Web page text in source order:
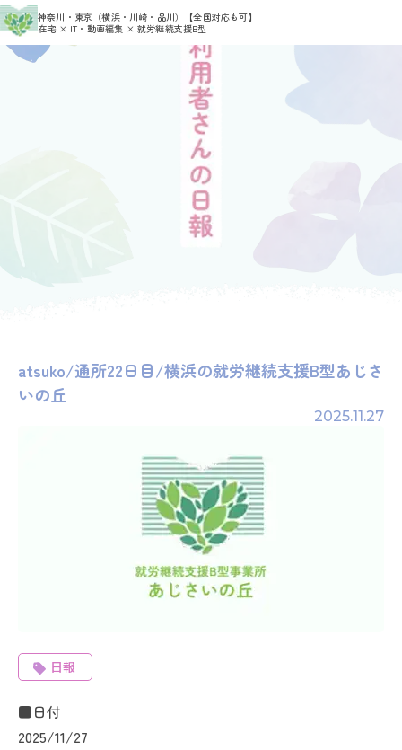
神奈川・東京（横浜・川崎・品川）
【全国対応も可】
在宅 × IT・動画編集 × 就労継続支援B型
HOME > 利用者さんの日報 > atsuko
atsuko/通所22日目/横浜の就労継続支援B型あじさ
いの丘
2025.11.27
日報
■日付
2025/11/27